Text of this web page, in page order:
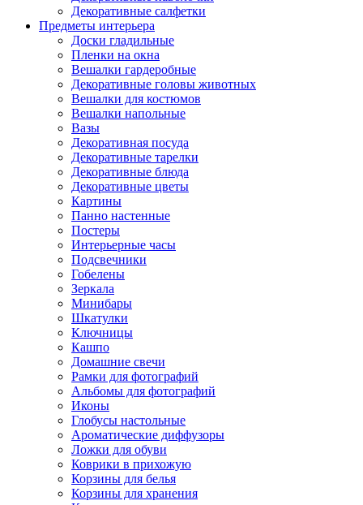
Декоративные салфетки
Предметы интерьера
Доски гладильные
Пленки на окна
Вешалки гардеробные
Декоративные головы животных
Вешалки для костюмов
Вешалки напольные
Вазы
Декоративная посуда
Декоративные тарелки
Декоративные блюда
Декоративные цветы
Картины
Панно настенные
Постеры
Интерьерные часы
Подсвечники
Гобелены
Зеркала
Минибары
Шкатулки
Ключницы
Кашпо
Домашние свечи
Рамки для фотографий
Альбомы для фотографий
Иконы
Глобусы настольные
Ароматические диффузоры
Ложки для обуви
Коврики в прихожую
Корзины для белья
Корзины для хранения